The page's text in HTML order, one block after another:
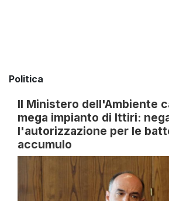
Politica
Il Ministero dell'Ambiente
mega impianto di Ittiri:
l'autorizzazione per le
accumulo